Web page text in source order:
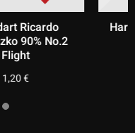
Target Pro Ultra
Standard Flight